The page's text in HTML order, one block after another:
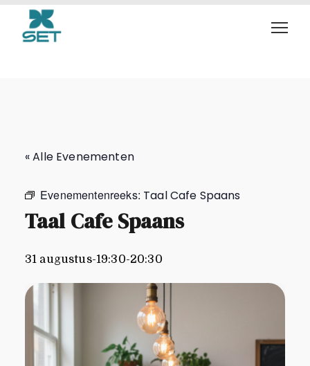
Taal Cafe Spaans
« Alle Evenementen
Evenementenreeks: Taal Cafe Spaans
Taal Cafe Spaans
31 augustus-19:30-20:30